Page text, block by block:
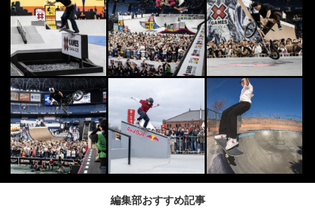
編集部おすすめ記事